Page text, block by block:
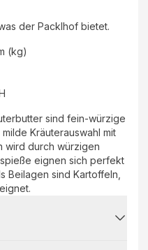
der Packlhof bietet.
(kg)
sind fein-würzige
Kräuterauswahl mit
wird durch würzigen
eignen sich perfekt
Beilagen sind Kartoffeln,